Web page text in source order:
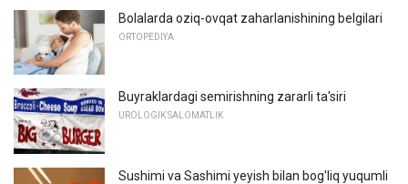
Bolalarda oziq-ovqat zaharlanishining belgilari
ORTOPEDIYA
Buyraklardagi semirishning zararli ta'siri
UROLOGIK SALOMATLIK
Sushimi va Sashimi yeyish bilan bog'liq yuqumli